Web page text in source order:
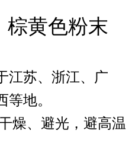
棕黄色粉末
江苏、浙江、广
地。
燥、避光，避高温